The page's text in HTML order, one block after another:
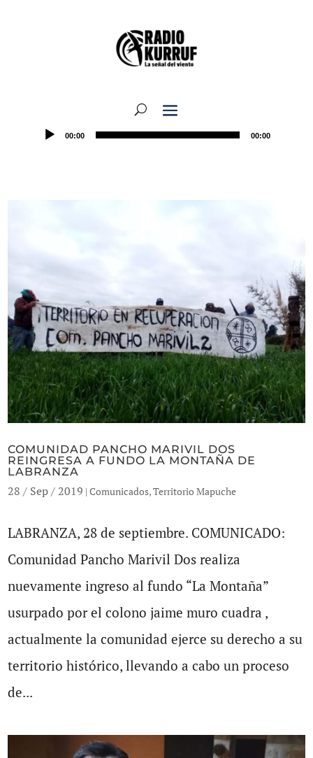
00:00 00:00
COMUNIDAD PANCHO MARIVIL DOS
REINGRESA A FUNDO LA MONTAÑA DE
LABRANZA
28 / Sep / 2019 |Comunicados,Territorio Mapuche
LABRANZA, 28 de septiembre. COMUNICADO:
Comunidad Pancho Marivil Dos realiza
nuevamente ingreso al fundo “La Montaña”
usurpado por el colono jaime muro cuadra ,
actualmente la comunidad ejerce su derecho a su
territorio histórico, llevando a cabo un proceso
de...